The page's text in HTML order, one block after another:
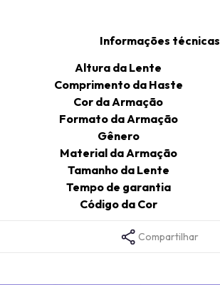
Informações técnicas
Altura da Lente
Comprimento da Haste
Cor da Armação
Formato da Armação
Gênero
Material da Armação
Tamanho da Lente
Tempo de garantia
Código da Cor
Compartilhar